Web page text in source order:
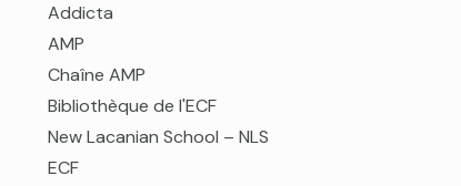
Addicta
AMP
Chaîne AMP
Bibliothèque de l'ECF
New Lacanian School – NLS
ECF